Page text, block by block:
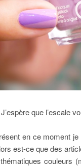
que l’escale
en ce moment
est-ce que des
couleurs